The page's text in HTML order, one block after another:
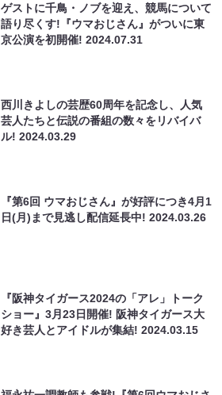
ゲストに千鳥・ノブを迎え、競馬について
語り尽くす!『ウマおじさん』がついに東
京公演を初開催!2024.07.31
西川きよしの芸歴60周年を記念し、人気
芸人たちと伝説の番組の数々をリバイバ
ル!2024.03.29
『第6回 ウマおじさん』が好評につき4月1
日(月)まで見逃し配信延長中!2024.03.26
『阪神タイガース2024の「アレ」トーク
ショー』3月23日開催! 阪神タイガース大
好き芸人とアイドルが集結!2024.03.15